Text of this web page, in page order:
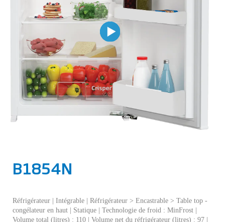
B1854N
Réfrigérateur | Intégrable | Réfrigérateur > Encastrable > Table top -
congélateur en haut | Statique | Technologie de froid : MinFrost |
Volume total (litres) : 110 | Volume net du réfrigérateur (litres) : 97 |